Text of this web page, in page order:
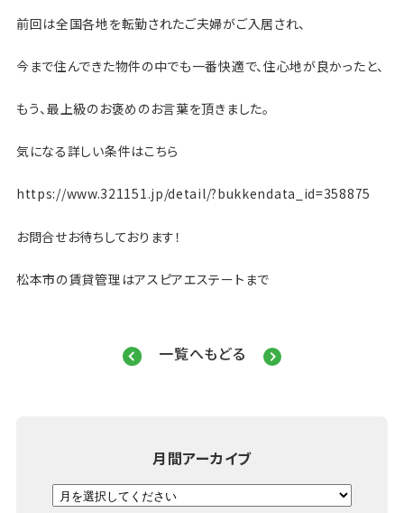
前回は全国各地を転勤されたご夫婦がご入居され、
今まで住んできた物件の中でも一番快適で、住心地が良かったと、
もう、最上級のお褒めのお言葉を頂きました。
気になる詳しい条件はこちら
https://www.321151.jp/detail/?bukkendata_id=358875
お問合せお待ちしております！
松本市の賃貸管理はアスピアエステートまで
一覧へもどる
月間アーカイブ